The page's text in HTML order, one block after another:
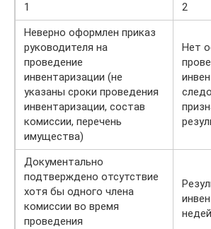
1
2
Неверно оформлен приказ
руководителя на
проведение
инвентаризации (не
указаны сроки проведения
инвентаризации, состав
комиссии, перечень
имущества)
Нет
Документально
подтверждено отсутствие
хотя бы одного члена
комиссии во время
проведения